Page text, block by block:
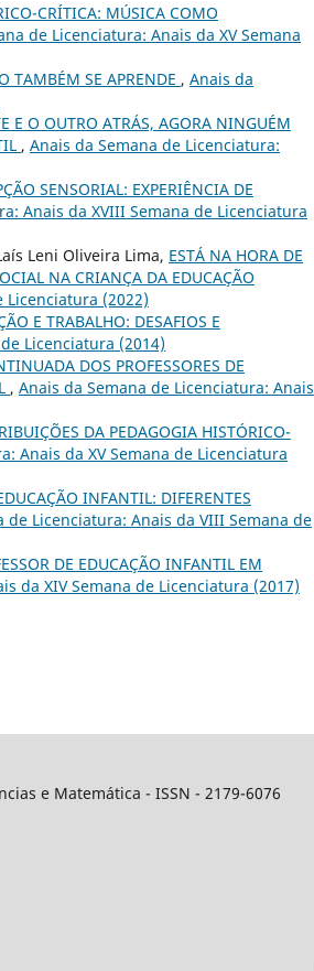
CRÍTICA: MÚSICA COMO
de Licenciatura: Anais da XV Semana
TAMBÉM SE APRENDE , Anais da
E O OUTRO ATRÁS, AGORA NINGUÉM
, Anais da Semana de Licenciatura:
SENSORIAL: EXPERIÊNCIA DE
Anais da XVIII Semana de Licenciatura
Leni Oliveira Lima, ESTÁ NA HORA DE
NA CRIANÇA DA EDUCAÇÃO
Licenciatura (2022)
E TRABALHO: DESAFIOS E
Licenciatura (2014)
DOS PROFESSORES DE
, Anais da Semana de Licenciatura: Anais
DA PEDAGOGIA HISTÓRICO-
Anais da XV Semana de Licenciatura
INFANTIL: DIFERENTES
de Licenciatura: Anais da VIII Semana de
DE EDUCAÇÃO INFANTIL EM
da XIV Semana de Licenciatura (2017)
e Matemática - ISSN - 2179-6076